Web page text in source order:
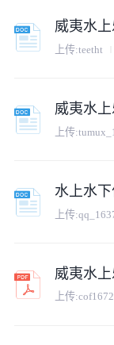
上传:teetht
上传:
水上水
上传:
上传: